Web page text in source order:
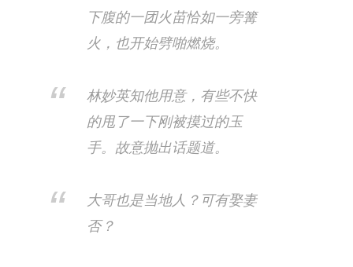
下腹的一团火苗恰如一旁篝
火，也开始劈啪燃烧。
林妙英知他用意​，有些不快
的甩了一下刚被摸过的玉
手。故意抛出话题道。
大哥也是当地人？可有娶妻
否？​